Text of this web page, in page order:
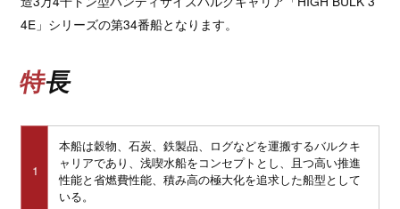
4E」シリーズの第34番船となります。
特長
1
本船は穀物、石炭、鉄製品、ログなどを運搬するバルクキ
ャリアであり、浅喫水船をコンセプトとし、且つ高い推進
性能と省燃費性能、積み高の極大化を追求した船型として
いる。